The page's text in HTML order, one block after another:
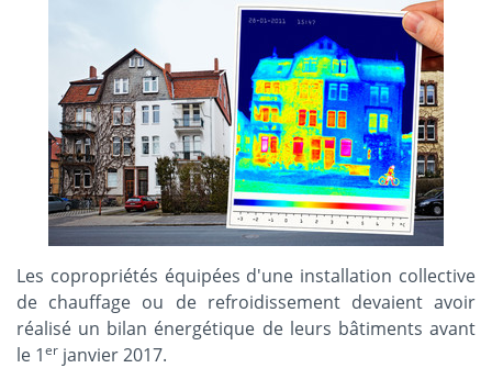
Les copropriétés équipées d'une installation collective
de chauffage ou de refroidissement devaient avoir
réalisé un bilan énergétique de leurs bâtiments avant
le 1er janvier 2017.